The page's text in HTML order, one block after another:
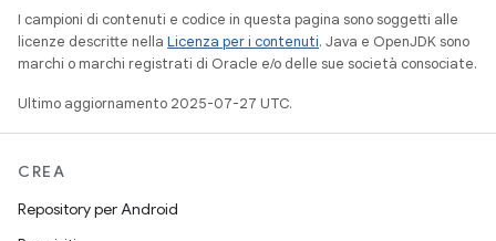
I campioni di contenuti e codice in questa pagina sono soggetti alle
licenze descritte nella Licenza per i contenuti. Java e OpenJDK sono
marchi o marchi registrati di Oracle e/o delle sue società consociate.
Ultimo aggiornamento 2025-07-27 UTC.
CREA
Repository per Android